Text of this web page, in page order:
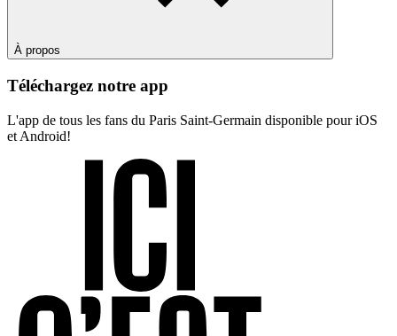
À propos
Téléchargez notre app
L'app de tous les fans du Paris Saint-Germain disponible pour iOS
et Android!